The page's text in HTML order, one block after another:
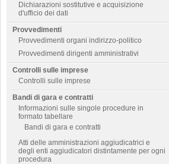
Dichiarazioni sostitutive e acquisizione
d'ufficio dei dati
Provvedimenti
Provvedimenti organi indirizzo-politico
Provvedimenti dirigenti amministrativi
Controlli sulle imprese
Controlli sulle imprese
Bandi di gara e contratti
Informazioni sulle singole procedure in
formato tabellare
Bandi di gara e contratti
Atti delle amministrazioni aggiudicatrici e
degli enti aggiudicatori distintamente per ogni
procedura